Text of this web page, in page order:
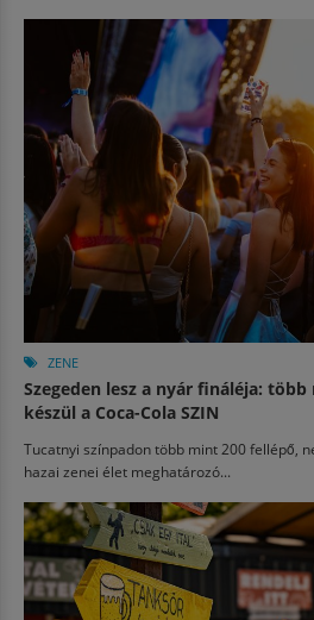
ZENE
Szegeden lesz a nyár fináléja:
készül a Coca-Cola SZIN
Tucatnyi színpadon több mint 200 fellépő,
hazai zenei élet meghatározó...